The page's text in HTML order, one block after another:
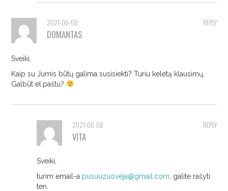
REPLY
2021-06-08
DOMANTAS
Sveiki,
Kaip su Jumis būtų galima susisiekti? Turiu keletą klausimų.
Galbūt el.paštu?
REPLY
2021-06-08
VITA
Sveiki,
turim email-a pusuuzuoveja@gmail.com , galite rašyti
ten.